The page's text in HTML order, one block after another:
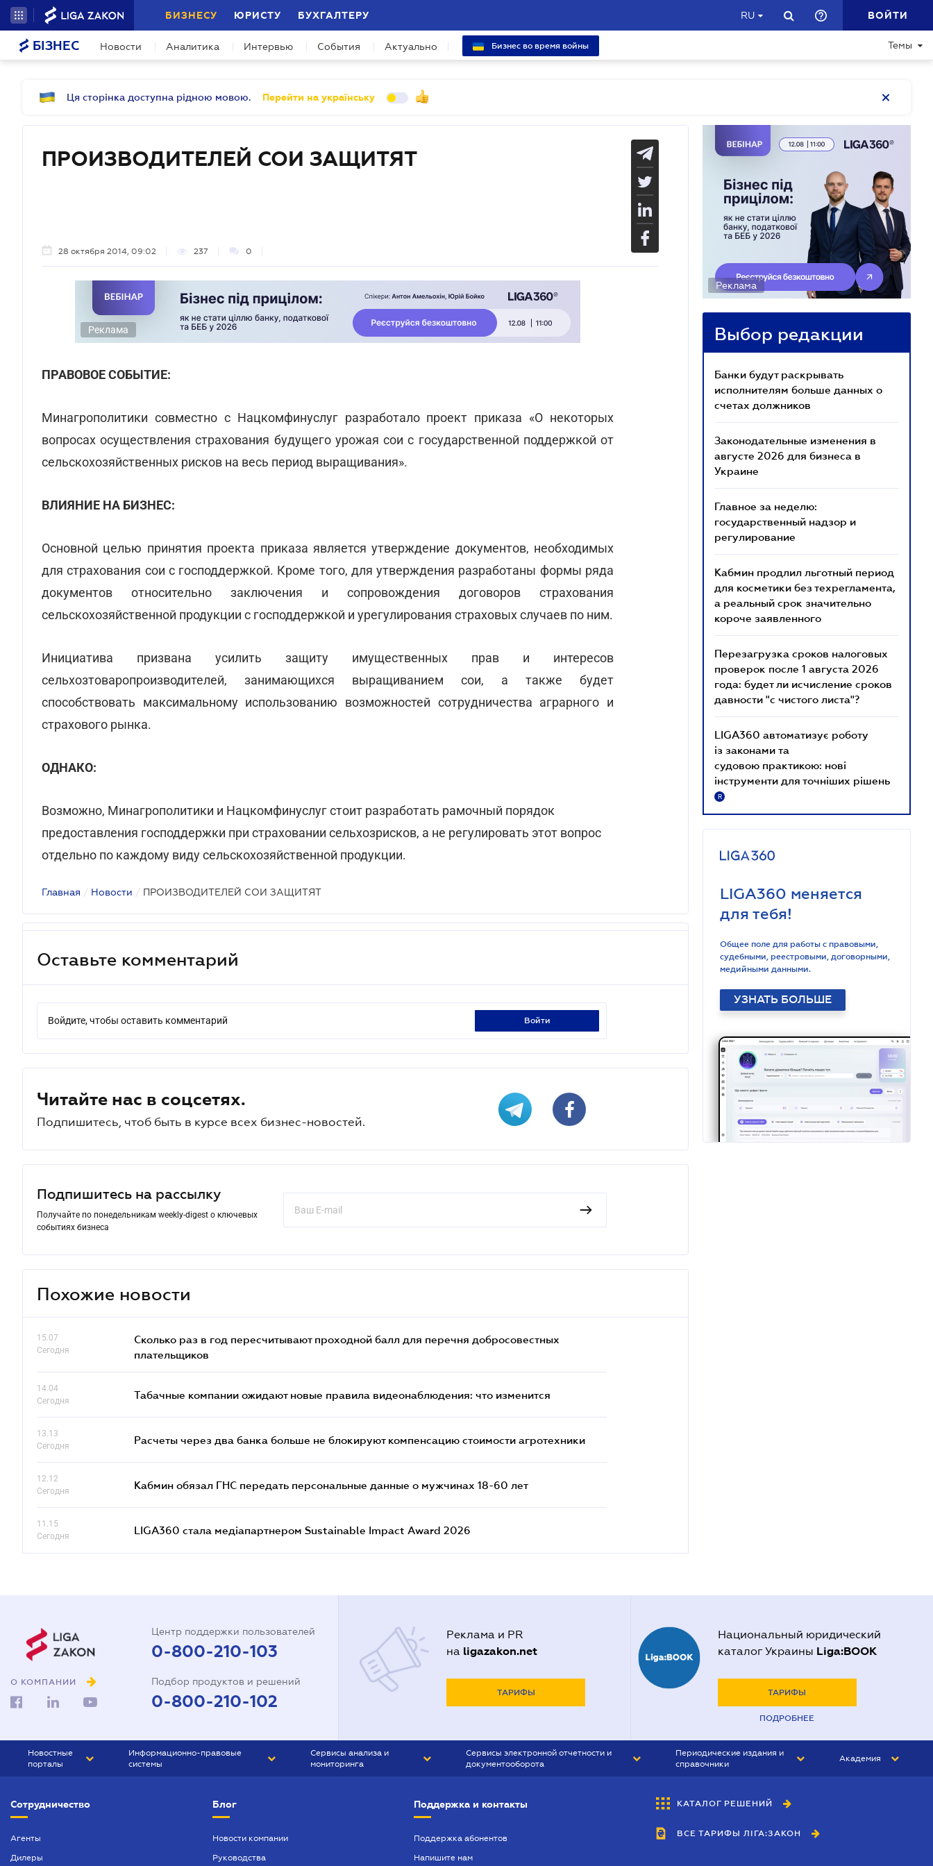
БИЗНЕСУ ЮРИСТУ БУХГАЛТЕРУ RU ВОЙТИ
БІЗНЕС Новости Аналитика Интервью События Актуально Бизнес во время войны Темы
Ця сторінка доступна рідною мовою. Перейти на українську
ПРОИЗВОДИТЕЛЕЙ СОИ ЗАЩИТЯТ
28 октября 2014, 09:02 237 0
Реклама
ПРАВОВОЕ СОБЫТИЕ:
Минагрополитики совместно с Нацкомфинуслуг разработало проект приказа «О некоторых
вопросах осуществления страхования будущего урожая сои с государственной поддержкой от
сельскохозяйственных рисков на весь период выращивания».
ВЛИЯНИЕ НА БИЗНЕС:
Основной целью принятия проекта приказа является утверждение документов, необходимых
для страхования сои с господдержкой. Кроме того, для утверждения разработаны формы ряда
документов относительно заключения и сопровождения договоров страхования
сельскохозяйственной продукции с господдержкой и урегулирования страховых случаев по ним.
Инициатива призвана усилить защиту имущественных прав и интересов
сельхозтоваропроизводителей, занимающихся выращиванием сои, а также будет
способствовать максимальному использованию возможностей сотрудничества аграрного и
страхового рынка.
ОДНАКО:
Возможно, Минагрополитики и Нацкомфинуслуг стоит разработать рамочный порядок
предоставления господдержки при страховании сельхозрисков, а не регулировать этот вопрос
отдельно по каждому виду сельскохозяйственной продукции.
Главная / Новости / ПРОИЗВОДИТЕЛЕЙ СОИ ЗАЩИТЯТ
Оставьте комментарий
Войдите, чтобы оставить комментарий войти
Читайте нас в соцсетях.
Подпишитесь, чтоб быть в курсе всех бизнес-новостей.
Подпишитесь на рассылку
Получайте по понедельникам weekly-digest о ключевых
событиях бизнеса
Похожие новости
15.07
Сегодня
Сколько раз в год пересчитывают проходной балл для перечня добросовестных
плательщиков
14.04
Сегодня
Табачные компании ожидают новые правила видеонаблюдения: что изменится
13.13
Сегодня
Расчеты через два банка больше не блокируют компенсацию стоимости агротехники
12.12
Сегодня
Кабмин обязал ГНС передать персональные данные о мужчинах 18-60 лет
11.15
Сегодня
LIGA360 стала медіапартнером Sustainable Impact Award 2026
Реклама
Выбор редакции
Банки будут раскрывать
исполнителям больше данных о
счетах должников
Законодательные изменения в
августе 2026 для бизнеса в
Украине
Главное за неделю:
государственный надзор и
регулирование
Кабмин продлил льготный период
для косметики без техрегламента,
а реальный срок значительно
короче заявленного
Перезагрузка сроков налоговых
проверок после 1 августа 2026
года: будет ли исчисление сроков
давности "с чистого листа"?
LIGA360 автоматизує роботу
із законами та
судовою практикою: нові
інструменти для точніших рішень
R
LIGA360 меняется
для тебя!
Общее поле для работы с правовыми,
судебными, реестровыми, договорными,
медийными данными.
УЗНАТЬ БОЛЬШЕ
О КОМПАНИИ
Центр поддержки пользователей
0-800-210-103
Подбор продуктов и решений
0-800-210-102
Реклама и PR
на ligazakon.net
ТАРИФЫ
Национальный юридический
каталог Украины Liga:BOOK
ТАРИФЫ
ПОДРОБНЕЕ
Новостные
порталы
БИЗНЕС
Информационно-правовые
системы
БУХГАЛТЕР ПРОФ
Сервисы анализа и
мониторинга
Сервисы электронной отчетности и
документооборота
Периодические издания и
справочники
БУХГАЛТЕР&ЗАКОН
ВЕСТНИК МСФО
Академия
Сотрудничество
Агенты
Дилеры
Блог
Новости компании
Руководства
Поддержка и контакты
Поддержка абонентов
Напишите нам
КАТАЛОГ РЕШЕНИЙ
ВСЕ ТАРИФЫ ЛІГА:ЗАКОН